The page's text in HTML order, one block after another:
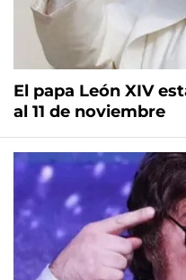
El papa León XIV
al 11 de noviembre